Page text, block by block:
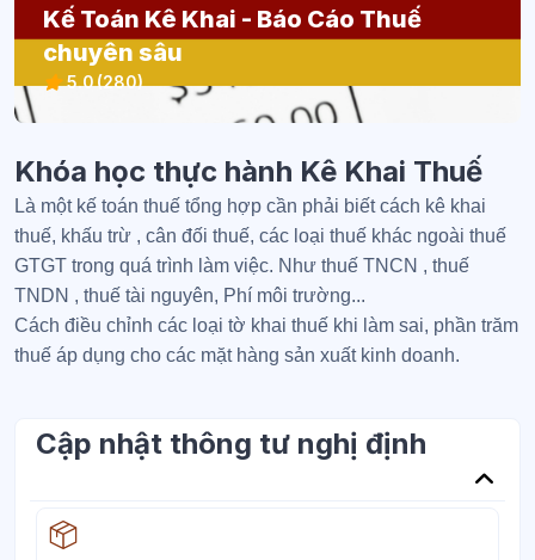
Kế Toán Kê Khai - Báo Cáo Thuế
chuyên sâu
5.0(280)
Khóa học thực hành Kê Khai Thuế
Là một kế toán thuế tổng hợp cần phải biết cách kê khai
thuế, khấu trừ , cân đối thuế, các loại thuế khác ngoài thuế
GTGT trong quá trình làm việc. Như thuế TNCN , thuế
TNDN , thuế tài nguyên, Phí môi trường...
Cách điều chỉnh các loại tờ khai thuế khi làm sai, phần trăm
thuế áp dụng cho các mặt hàng sản xuất kinh doanh.
Cập nhật thông tư nghị định